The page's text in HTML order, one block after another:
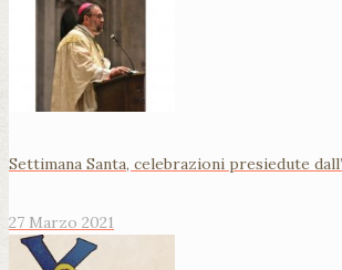
Settimana Santa, celebrazioni presiedute
27 Marzo 2021